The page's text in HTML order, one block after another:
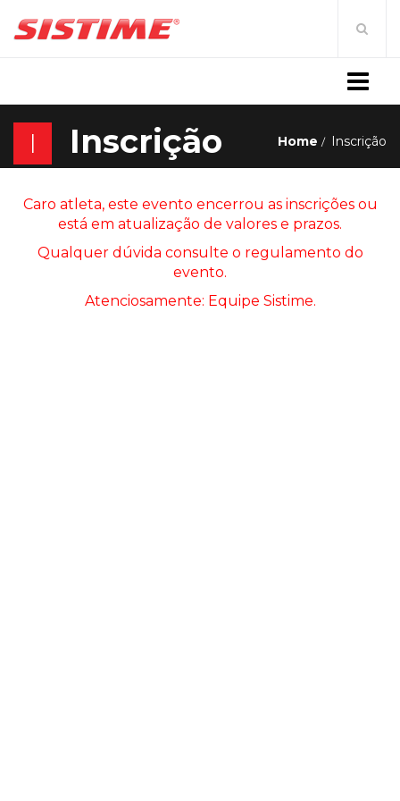
I Inscrição Home Inscrição
Caro atleta, este evento encerrou as inscrições ou
está em atualização de valores e prazos.
Qualquer dúvida consulte o regulamento do
evento.
Atenciosamente: Equipe Sistime.